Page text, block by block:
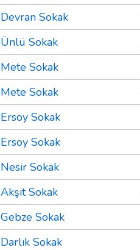
Devran Sokak
Ünlü Sokak
Mete Sokak
Mete Sokak
Ersoy Sokak
Ersoy Sokak
Nesir Sokak
Akşit Sokak
Gebze Sokak
Darlık Sokak